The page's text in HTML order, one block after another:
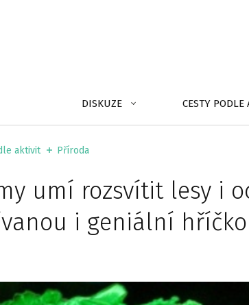
DISKUZE CESTY PODLE
aktivit Příroda
umí rozsvítit lesy i
i geniální